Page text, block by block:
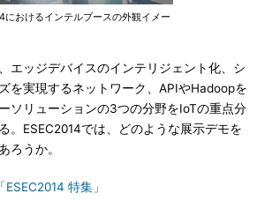
におけるインテルブースの外観イメー
エッジデバイスのインテリジェント化、シ
を実現するネットワーク、APIやHadoopを
ソリューションの3つの分野をIoTの重点分
。ESEC2014では、どのような展示デモを
ろうか。
特集」